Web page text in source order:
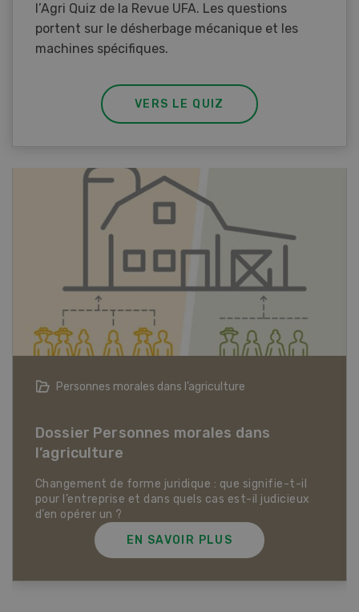
l’Agri Quiz de la Revue UFA. Les questions
portent sur le désherbage mécanique et les
machines spécifiques.
VERS LE QUIZ
Articles biologiques
Dossier Articles biologiques
EN SAVOIR PLUS